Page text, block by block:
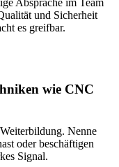
Absprache im Team
und Sicherheit
es greifbar.
wie CNC
Nenne
oder beschäftigen
Signal.